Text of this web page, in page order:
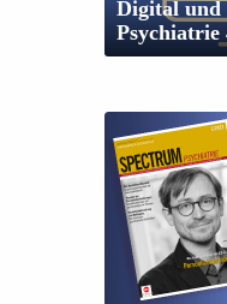
Digital und
Psychiatrie